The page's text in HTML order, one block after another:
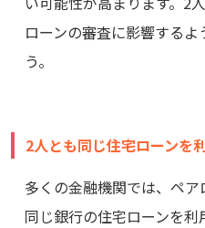
ローンの審査に影響する
う。
2人とも同じ住宅ローンを
多くの金融機関では、ペ
同じ銀行の住宅ローンを